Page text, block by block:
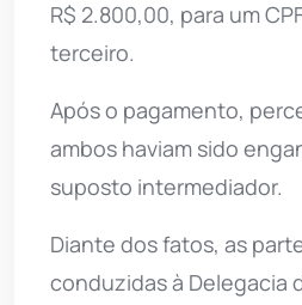
R$ 2.800,00, para um
terceiro.
Após o pagamento,
ambos haviam sido
suposto intermediador.
Diante dos fatos, as
conduzidas à Delegacia